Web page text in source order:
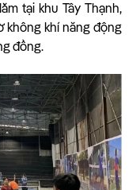
tại khu Tây Thạnh,
không khí năng động
đồng.